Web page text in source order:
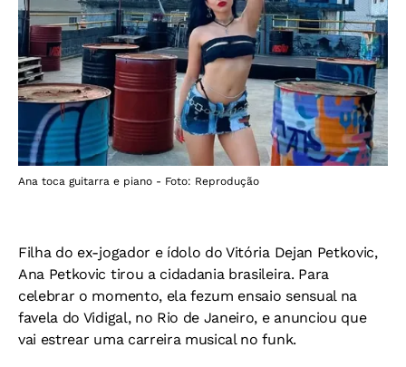
Ana toca guitarra e piano - Foto: Reprodução
Filha do ex-jogador e ídolo do Vitória Dejan Petkovic,
Ana Petkovic tirou a cidadania brasileira. Para
celebrar o momento, ela fezum ensaio sensual na
favela do Vidigal, no Rio de Janeiro, e anunciou que
vai estrear uma carreira musical no funk.